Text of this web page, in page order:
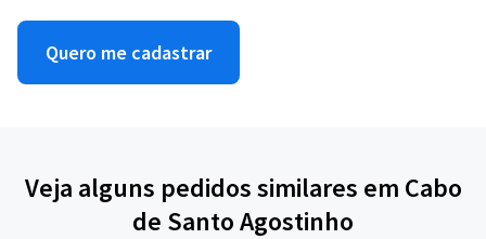
Quero me cadastrar
Veja alguns pedidos similares em Cabo
de Santo Agostinho